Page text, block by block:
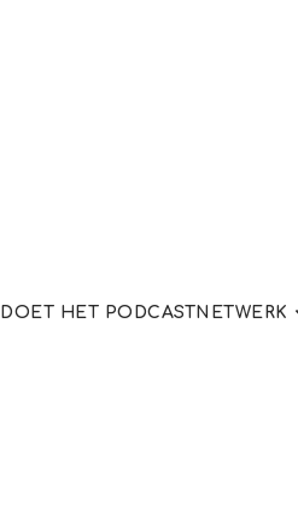
HET PODCASTNETWERK